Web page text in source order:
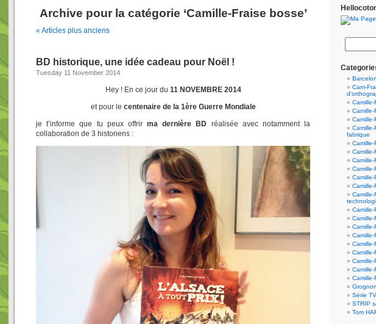
Archive pour la catégorie ‘Camille-Fraise bosse’
« Articles plus anciens
BD historique, une idée cadeau pour Noël !
Tuesday 11 November 2014
Hey ! En ce jour du 11 NOVEMBRE 2014
et pour le centenaire de la 1ère Guerre Mondiale
je t’informe que tu peux offrir ma dernière BD réalisée avec notamment la
collaboration de 3 historiens :
Cam-
Camille-
Camille-
Camille-
fabrique
Camille-
Camille-
Camille-
Camille-
Camille-
Camille-
Série
STRIP
Tom